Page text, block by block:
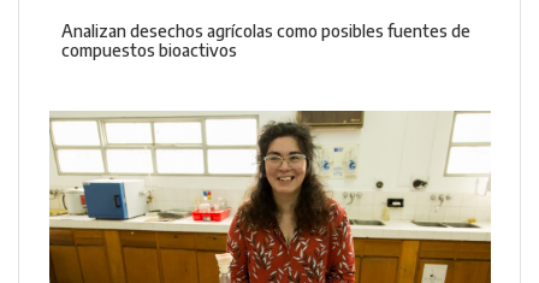
Analizan desechos agrícolas como posibles fuentes de
compuestos bioactivos